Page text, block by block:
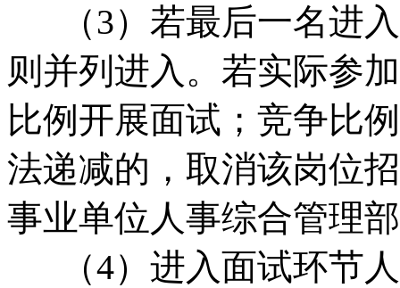
（3）若最后一名进入
则并列进入。若实际参
比例开展面试；竞争比
法递减的，取消该岗位
事业单位人事综合管理
（4）进入面试环节人